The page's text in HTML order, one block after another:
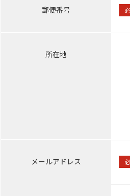
郵便番号
所在地
メールアドレス